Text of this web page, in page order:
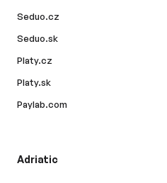
Seduo.cz
Seduo.sk
Platy.cz
Platy.sk
Paylab.com
Adriatic